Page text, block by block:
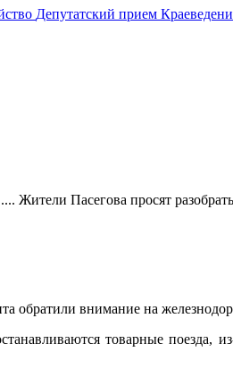
Депутатский прием
Жители Пасегова просят
обратили внимание на
товарные поезда,